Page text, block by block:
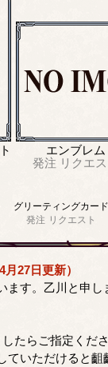
エンブレム
発注 リクエス
グリーティングカード
発注 リクエスト
27日更新）
ます。乙川と申し
たらご指定くださ
ていただけると